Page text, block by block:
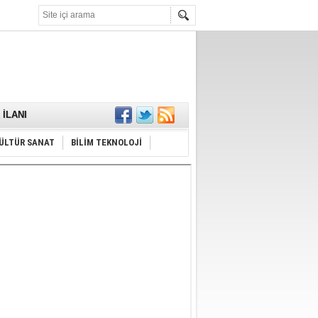
SANAT BİLİM TEKNOLOJİ